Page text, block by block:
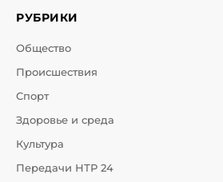
РУБРИКИ
Общество
Происшествия
Спорт
Здоровье и среда
Культура
Передачи НТР 24